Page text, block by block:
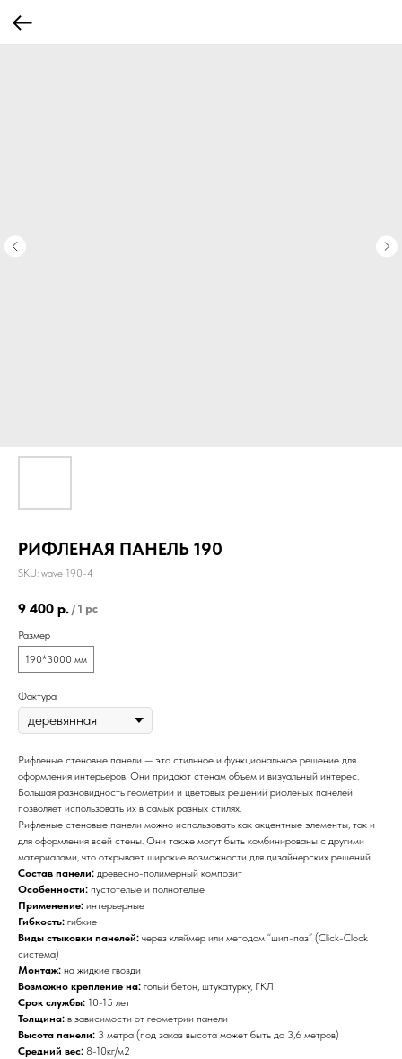
РИФЛЕНАЯ ПАНЕЛЬ 190
SKU: wave 190-4
9 400 р. / 1 pc
Размер
190*3000 мм
Фактура
Рифленые стеновые панели — это стильное и функциональное решение для
оформления интерьеров. Они придают стенам объем и визуальный интерес.
Большая разновидность геометрии и цветовых решений рифленых панелей
позволяет использовать их в самых разных стилях.
Рифленые стеновые панели можно использовать как акцентные элементы, так и
для оформления всей стены. Они также могут быть комбинированы с другими
материалами, что открывает широкие возможности для дизайнерских решений.
Состав панели: древесно-полимерный композит
Особенности: пустотелые и полнотелые
Применение: интерьерные
Гибкость: гибкие
Виды стыковки панелей: через кляймер или методом “шип-паз” (Click-Clock
система)
Монтаж: на жидкие гвозди
Возможно крепление на: голый бетон, штукатурку, ГКЛ
Срок службы: 10-15 лет
Толщина: в зависимости от геометрии панели
Высота панели: 3 метра (под заказ высота может быть до 3,6 метров)
Средний вес: 8-10кг/м2